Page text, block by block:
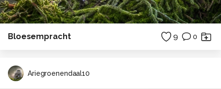
Bloesempracht 9 0
Ariegroenendaal10